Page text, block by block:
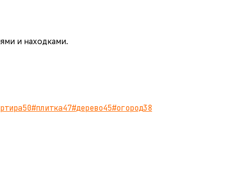
и находками.
50#плитка47#дерево45#огород38